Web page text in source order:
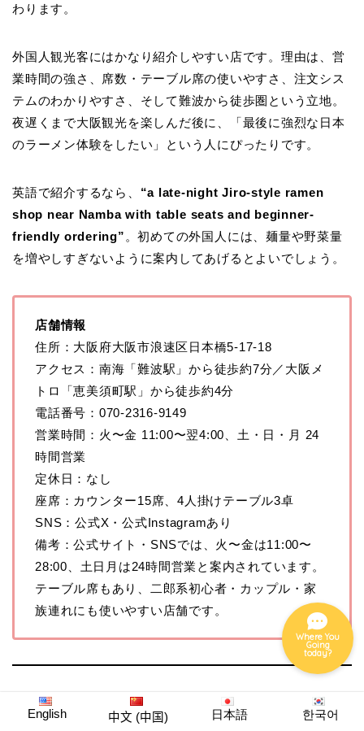
わります。
外国人観光客にはかなり紹介しやすい店です。理由は、営
業時間の強さ、席数・テーブル席の使いやすさ、注文シス
テムのわかりやすさ、そして難波から徒歩圏という立地。
夜遅くまで大阪観光を楽しんだ後に、「最後に強烈な日本
のラーメン体験をしたい」という人にぴったりです。
英語で紹介するなら、 “a late-night Jiro-style ramen
shop near Namba with table seats and beginner-
friendly ordering” 。初めての外国人には、麺量や野菜量
を増やしすぎないように案内してあげるとよいでしょう。
店舗情報
住所：大阪府大阪市浪速区日本橋5-17-18
アクセス：南海「難波駅」から徒歩約7分／大阪メ
トロ「恵美須町駅」から徒歩約4分
電話番号：070-2316-9149
営業時間：火〜金 11:00〜翌4:00、土・日・月 24
時間営業
定休日：なし
座席：カウンター15席、4人掛けテーブル3卓
SNS：公式X・公式Instagramあり
備考：公式サイト・SNSでは、火〜金は11:00〜
28:00、土日月は24時間営業と案内されています。
テーブル席もあり、二郎系初心者・カップル・家
族連れにも使いやすい店舗です。
7. ラーメン荘 歴史を刻め 日本橋店｜
English 中文 (中国) 日本語 한국어
Where You
Going
today?
グルメ
イベント